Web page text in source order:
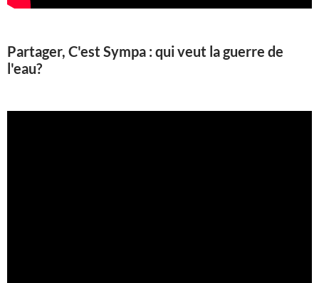
Partager, C'est Sympa : qui veut la guerre de
l'eau?